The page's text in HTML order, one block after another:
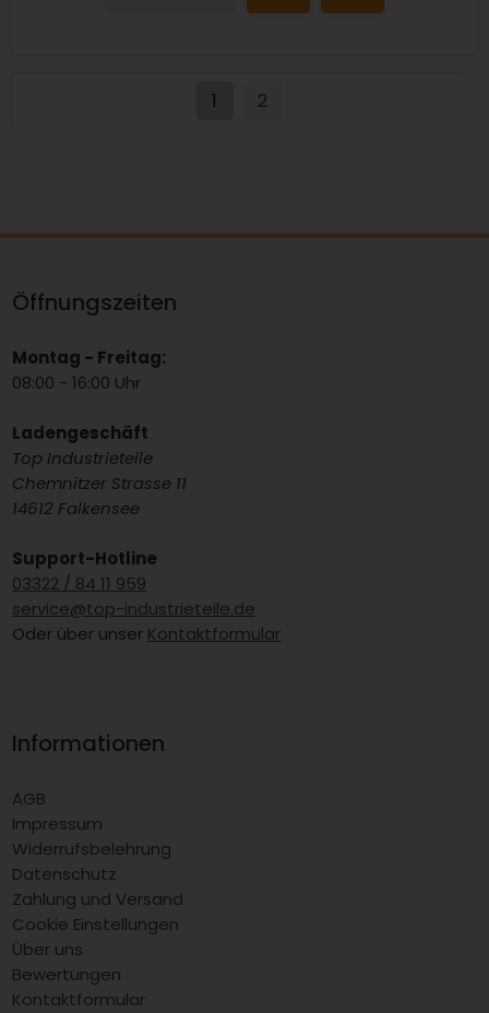
1 2
Öffnungszeiten
Montag - Freitag:
08:00 - 16:00 Uhr
Ladengeschäft
Top Industrieteile
Chemnitzer Strasse 11
14612 Falkensee
Support-Hotline
03322 / 84 11 959
service@top-industrieteile.de
Oder über unser Kontaktformular
Informationen
AGB
Impressum
Widerrufsbelehrung
Datenschutz
Zahlung und Versand
Cookie Einstellungen
Über uns
Bewertungen
Kontaktformular